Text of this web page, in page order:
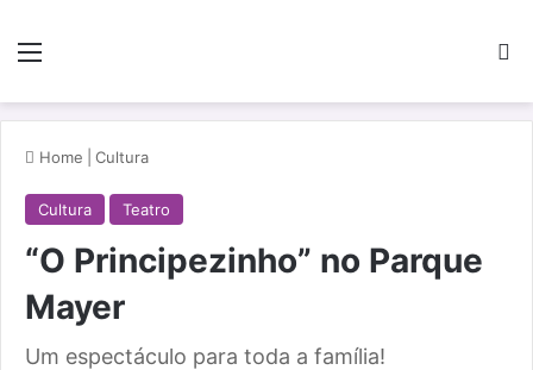
Menu
Home Cultura
Cultura Teatro
“O Principezinho” no Parque
Mayer
Um espectáculo para toda a família!